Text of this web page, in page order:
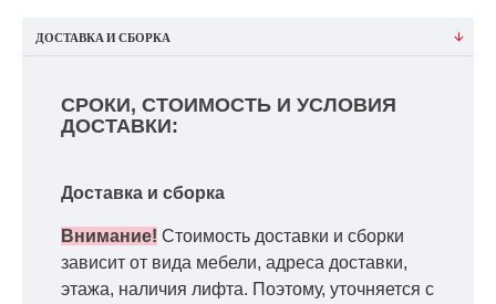
ДОСТАВКА И СБОРКА
СРОКИ, СТОИМОСТЬ И УСЛОВИЯ
ДОСТАВКИ:
Доставка и сборка
Внимание! Стоимость доставки и сборки
зависит от вида мебели, адреса доставки,
этажа, наличия лифта. Поэтому, уточняется с